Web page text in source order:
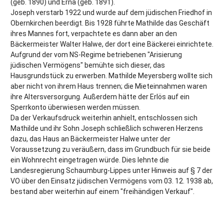
(geb. 1890) und Erna (geb. 1891).
Joseph verstarb 1922 und wurde auf dem jüdischen Friedhof in
Obernkirchen beerdigt. Bis 1928 führte Mathilde das Geschäft
ihres Mannes fort, verpachtete es dann aber an den
Bäckermeister Walter Halwe, der dort eine Bäckerei einrichtete.
Aufgrund der vom NS-Regime betriebenen "Arisierung
jüdischen Vermögens" bemühte sich dieser, das
Hausgrundstück zu erwerben. Mathilde Meyersberg wollte sich
aber nicht von ihrem Haus trennen; die Mieteinnahmen waren
ihre Altersversorgung. Außerdem hätte der Erlös auf ein
Sperrkonto überwiesen werden müssen.
Da der Verkaufsdruck weiterhin anhielt, entschlossen sich
Mathilde und ihr Sohn Joseph schließlich schweren Herzens
dazu, das Haus an Bäckermeister Halwe unter der
Voraussetzung zu veräußern, dass im Grundbuch für sie beide
ein Wohnrecht eingetragen würde. Dies lehnte die
Landesregierung Schaumburg-Lippes unter Hinweis auf § 7 der
VO über den Einsatz jüdischen Vermögens vom 03. 12. 1938 ab,
bestand aber weiterhin auf einem "freihändigen Verkauf".